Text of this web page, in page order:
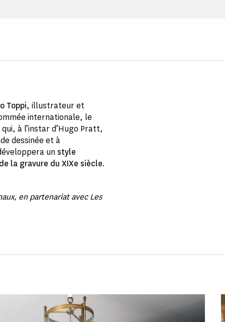
Toppi, illustrateur et
internationale, le
à l’instar d’Hugo Pratt,
dessinée et à
un style
la gravure du XIXe siècle.
en partenariat avec Les